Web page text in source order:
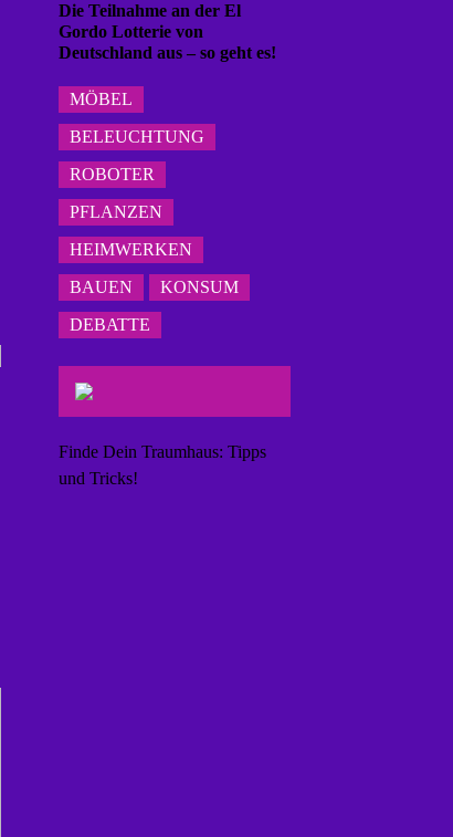
Die Teilnahme an der El
Gordo Lotterie von
Deutschland aus – so geht es!
MÖBEL
BELEUCHTUNG
ROBOTER
PFLANZEN
HEIMWERKEN
BAUEN
KONSUM
DEBATTE
Finde Dein Traumhaus: Tipps
und Tricks!